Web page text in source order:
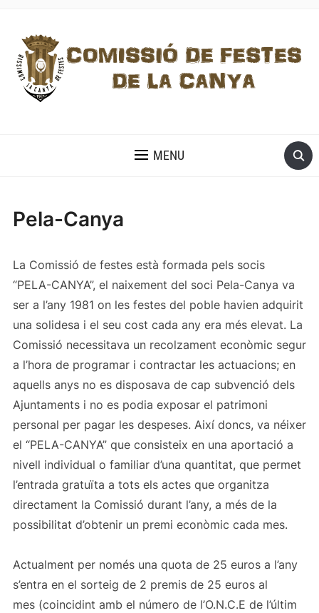
MENU
Pela-Canya
La Comissió de festes està formada pels socis
“PELA-CANYA”, el naixement del soci Pela-Canya va
ser a l’any 1981 on les festes del poble havien adquirit
una solidesa i el seu cost cada any era més elevat. La
Comissió necessitava un recolzament econòmic segur
a l’hora de programar i contractar les actuacions; en
aquells anys no es disposava de cap subvenció dels
Ajuntaments i no es podia exposar el patrimoni
personal per pagar les despeses. Així doncs, va néixer
el “PELA-CANYA” que consisteix en una aportació a
nivell individual o familiar d’una quantitat, que permet
l’entrada gratuïta a tots els actes que organitza
directament la Comissió durant l’any, a més de la
possibilitat d’obtenir un premi econòmic cada mes.
Actualment per només una quota de 25 euros a l’any
s’entra en el sorteig de 2 premis de 25 euros al
mes (coincidint amb el número de l’O.N.C.E de l’últim